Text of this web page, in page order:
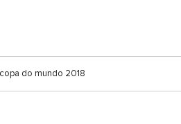
do mundo 2018